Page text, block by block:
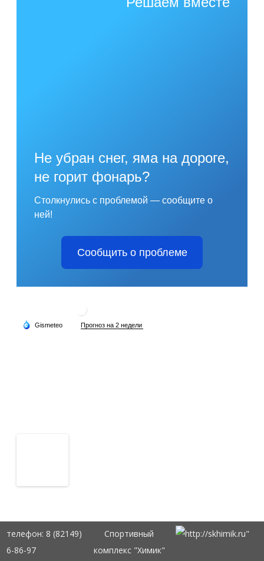
Не убран снег, яма на дороге,
не горит фонарь?
Столкнулись с проблемой — сообщите о
ней!
Сообщить о проблеме
телефон: 8 (82149)
6-86-97
Спортивный
комплекс "Химик"